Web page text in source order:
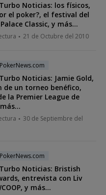
Noticias: los físicos,
el poker?, el festival del
Classic, y más...
21 de Octubre del 2010
Noticias: Jamie Gold,
de un torneo benéfico,
la Premier League de
30 de Septiembre del
Noticias: Bristish
entrevista con Liv
y más...